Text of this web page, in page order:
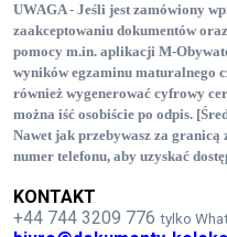
UWAGA - Jeśli jest zamówiony
zaakceptowaniu dokumentów
pomocy m.in. aplikacji M-
wyników egzaminu maturalnego
również wygenerować cyfrowy
można iść osobiście po odpis.
Nawet jak przebywasz za
numer telefonu, aby uzyskać
KONTAKT
+44 744 3209 776 tylko